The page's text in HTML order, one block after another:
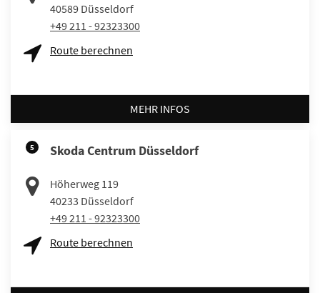
40589 Düsseldorf
+49 211 - 92323300
Route berechnen
MEHR INFOS
5 Skoda Centrum Düsseldorf
Höherweg 119
40233 Düsseldorf
+49 211 - 92323300
Route berechnen